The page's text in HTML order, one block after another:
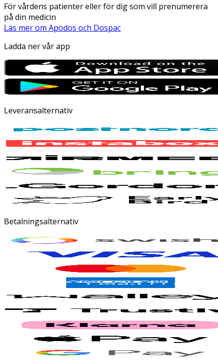
För vårdens patienter eller för dig som vill prenumerera
på din medicin
Läs mer om Apodos och Dospac
Ladda ner vår app
Leveransalternativ
Betalningsalternativ